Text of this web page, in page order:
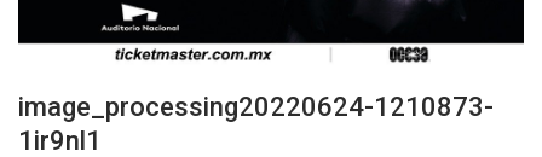
image_processing20220624-1210873-
1ir9nl1